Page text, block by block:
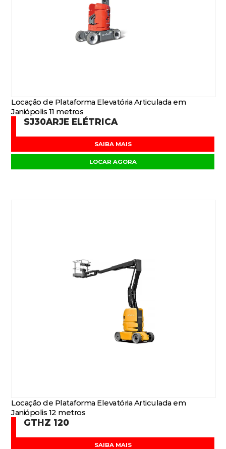
Locação de Plataforma Elevatória Articulada em
Janiópolis 11 metros
SJ30ARJE ELÉTRICA
SAIBA MAIS
LOCAR AGORA
Locação de Plataforma Elevatória Articulada em
Janiópolis 12 metros
GTHZ 120
SAIBA MAIS